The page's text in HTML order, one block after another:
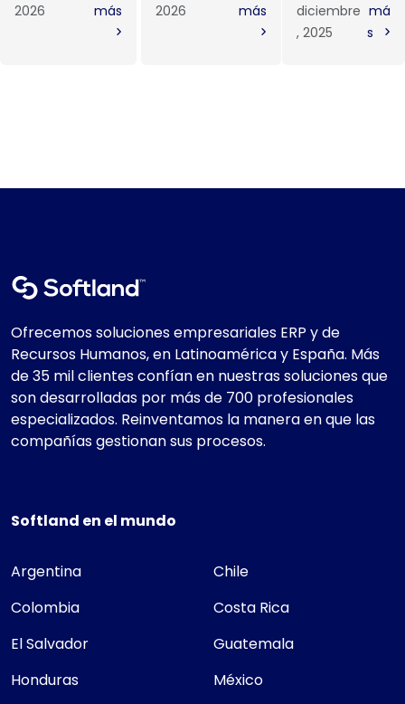
2026
más
2026
más
diciembre
, 2025
má
s
Ofrecemos soluciones empresariales ERP y de
Recursos Humanos, en Latinoamérica y España. Más
de 35 mil clientes confían en nuestras soluciones que
son desarrolladas por más de 700 profesionales
especializados. Reinventamos la manera en que las
compañías gestionan sus procesos.
Softland en el mundo
Argentina
Chile
Colombia
Costa Rica
El Salvador
Guatemala
Honduras
México